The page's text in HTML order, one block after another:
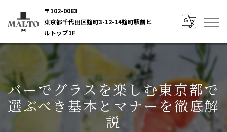
〒102-0083
東京都千代田区麹町3-12-14麹町駅前ヒ
ルトップ1F
バーでグラスを楽しむ東京都で
選ぶべき基本とマナーを徹底解
説